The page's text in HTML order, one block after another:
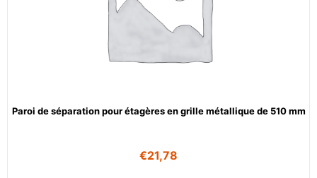
Paroi de séparation pour étagères en grille métallique de 510 mm
€21,78